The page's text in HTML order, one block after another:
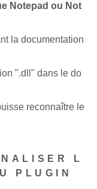
Notepad ou Not
la documentation
".dll" dans le do
reconnaître le
L
PLUGIN